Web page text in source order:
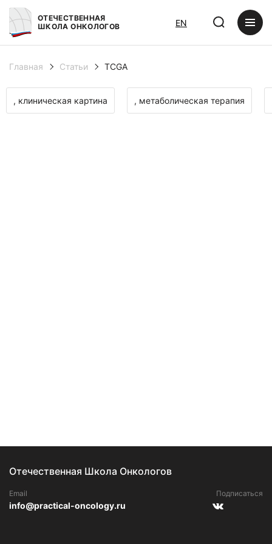
ОТЕЧЕСТВЕННАЯ
ШКОЛА ОНКОЛОГОВ
EN
Главная Статьи TCGA
, клиническая картина , метаболическая терапия
Отечественная Школа Онкологов
Email
info@practical-oncology.ru
Подписаться